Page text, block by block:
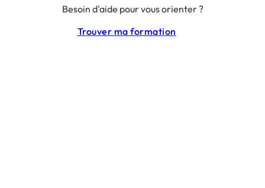
Besoin d'aide pour vous orienter ?
Trouver ma formation
RGPD